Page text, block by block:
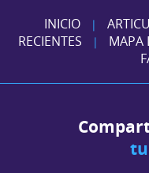
INICIO |
RECIENTES | MAPA